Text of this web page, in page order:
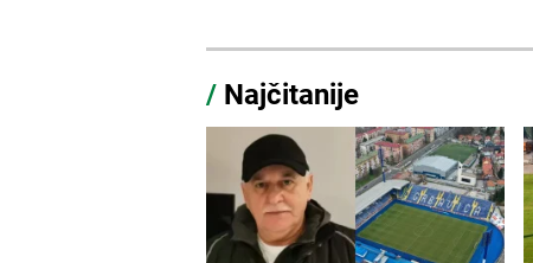
/ Najčitanije